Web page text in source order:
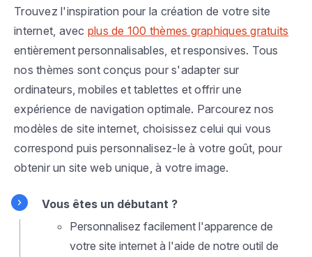
Trouvez l'inspiration pour la création de votre site
internet, avec plus de 100 thèmes graphiques gratuits
entièrement personnalisables, et responsives. Tous
nos thèmes sont conçus pour s'adapter sur
ordinateurs, mobiles et tablettes et offrir une
expérience de navigation optimale. Parcourez nos
modèles de site internet, choisissez celui qui vous
correspond puis personnalisez-le à votre goût, pour
obtenir un site web unique, à votre image.
Vous êtes un débutant ?
Personnalisez facilement l'apparence de
votre site internet à l'aide de notre outil de